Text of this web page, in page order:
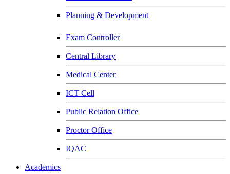
Planning & Development
Exam Controller
Central Library
Medical Center
ICT Cell
Public Relation Office
Proctor Office
IQAC
Academics